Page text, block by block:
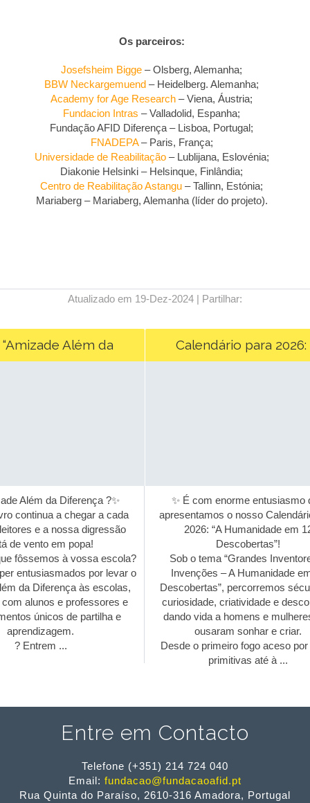
Os parceiros:
Josefsheim Bigge – Olsberg, Alemanha;
BBW Neckargemuend – Heidelberg. Alemanha;
Academy for Age Research – Viena, Áustria;
Fundacion Intras – Valladolid, Espanha;
Fundação AFID Diferença – Lisboa, Portugal;
FNADEPA– Paris, França;
Universidade de Reabilitação– Lublijana, Eslovénia;
Diakonie Helsinki – Helsinque, Finlândia;
Centro de Reabilitação Astangu – Tallinn, Estónia;
Mariaberg – Mariaberg, Alemanha (líder do projeto).
Atualizado em 19-Dez-2024 | Partilhar:
Além da
Além da Diferença ?✨
continua a chegar a cada
e a nossa digressão
de vento em popa!
fôssemos à vossa escola?
entusiasmados por levar o
da Diferença às escolas,
alunos e professores e
únicos de partilha e
aprendizagem.
? Entrem ...
Calendário para 2026:
✨ É com enorme entusiasmo
apresentamos o nosso
2026: “A Humanidade em 12
Descobertas”!
Sob o tema “Grandes
Invenções – A Humanidade
Descobertas”, percorremos
curiosidade, criatividade e
dando vida a homens e
ousaram sonhar e criar.
Desde o primeiro fogo aceso por
primitivas até à ...
Entre em Contacto
Telefone (+351) 214 724 040
Email: fundacao@fundacaoafid.pt
Rua Quinta do Paraíso, 2610-316 Amadora, Portugal